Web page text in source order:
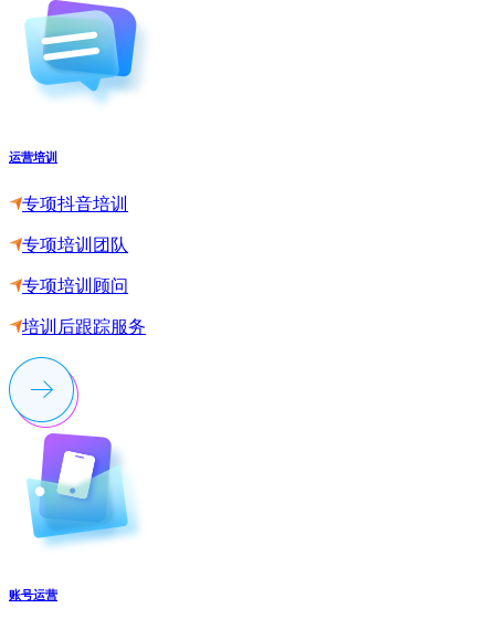
运营培训
专项抖音培训
专项培训团队
专项培训顾问
培训后跟踪服务
账号运营